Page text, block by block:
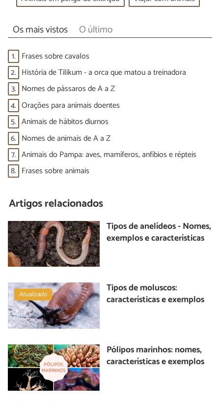
Os mais vistos O último
1. Frases sobre cavalos
2. História de Tilikum - a orca que matou a treinadora
3. Nomes de pássaros de A a Z
4. Orações para animais doentes
5. Animais de hábitos diurnos
6. Nomes de animais de A a Z
7. Animais do Pampa: aves, mamíferos, anfíbios e répteis
8. Frases sobre animais
Artigos relacionados
Tipos de anelídeos - Nomes,
exemplos e características
Atualizado
Tipos de moluscos:
características e exemplos
Pólipos marinhos: nomes,
características e exemplos